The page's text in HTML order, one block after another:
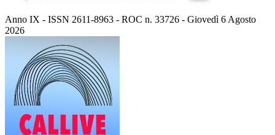
Anno IX - ISSN 2611-8963 - ROC n. 33726 - Giovedì 6 Agosto
2026